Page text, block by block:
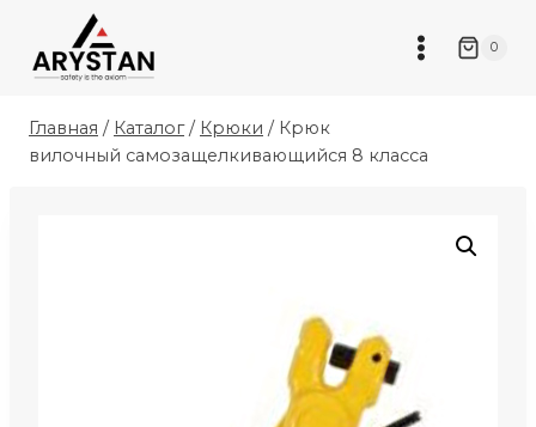
Перейти
содержимому
0
Главная / Каталог / Крюки / Крюк
вилочный самозащелкивающийся 8 класса